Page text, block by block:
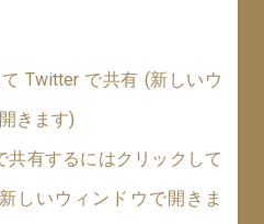
Twitter で共有 (新しいウ
きます)
共有するにはクリックして
しいウィンドウで開きま